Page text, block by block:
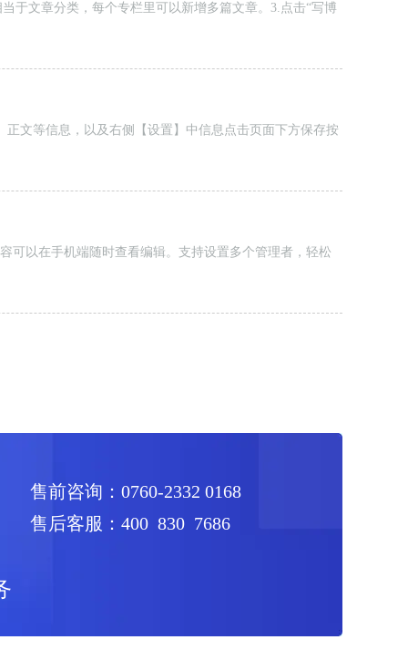
当于文章分类，每个专栏里可以新增多篇文章。3.点击“写博
文等信息，以及右侧【设置】中信息点击页面下方保存按
可以在手机端随时查看编辑。支持设置多个管理者，轻松
售前咨询：0760-2332 0168
售后客服：400 830 7686